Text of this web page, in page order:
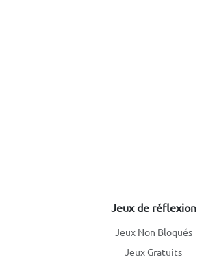
Jeux de réflexion
Jeux Non Bloqués
Jeux Gratuits